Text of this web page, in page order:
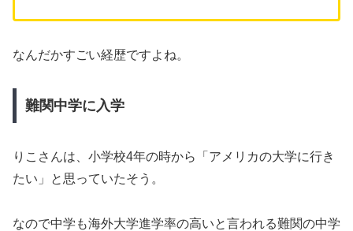
なんだかすごい経歴ですよね。
難関中学に入学
りこさんは、小学校4年の時から「アメリカの大学に行き
たい」と思っていたそう。
なので中学も海外大学進学率の高いと言われる難関の中学